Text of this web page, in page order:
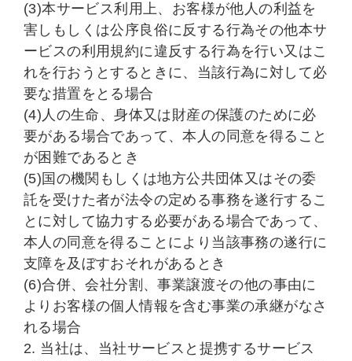
(3)本サービス利用上、お客様が他人の利益を
害しもしくは公序良俗に反する行為その他本サ
ービスの利用規約に違反する行為を行い又はこ
れを行おうとするときに、当該行為に対して必
要な措置をとる場合
(4)人の生命、身体又は財産の保護のために必
要がある場合であって、本人の同意を得ること
が困難であるとき
(5)国の機関もしくは地方公共団体又はその委
託を受けた者が法令の定める事務を遂行するこ
とに対して協力する必要がある場合であって、
本人の同意を得ることにより当該事務の遂行に
支障を及ぼすおそれがあるとき
(6)合併、会社分割、事業譲渡その他の事由に
よりお客様の個人情報を含む事業の承継がなさ
れる場合
2. 当社は、当社サービスと提携するサービス